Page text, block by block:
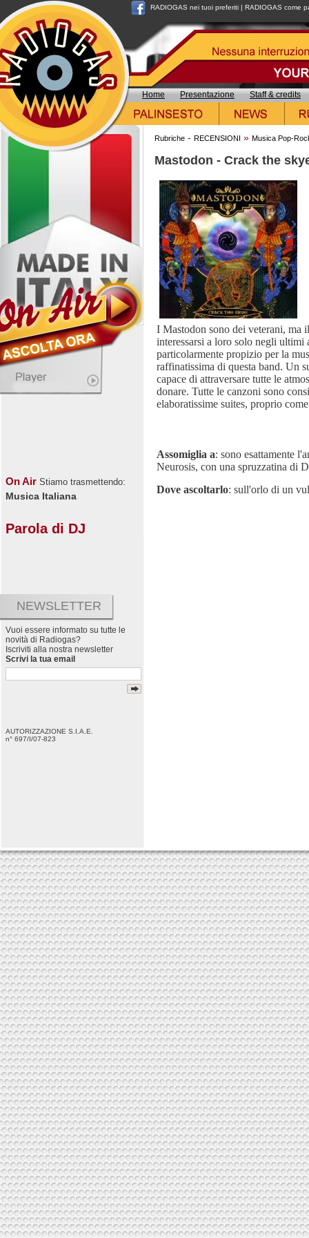
RADIOGAS nei tuoi preferiti | RADIOGAS come
Home Presentazione Staff & credits
On Air Stiamo trasmettendo:
Musica Italiana
Parola di DJ
NEWSLETTER
Vuoi essere informato su tutte le
novità di Radiogas?
Iscriviti alla nostra newsletter
Scrivi la tua email
AUTORIZZAZIONE S.I.A.E.
n° 697/I/07-823
Rubriche - RECENSIONI » Musica Pop-
Mastodon - Crack the
I Mastodon sono dei veterani, ma
interessarsi a loro solo negli
particolarmente propizio per la
raffinatissima di questa band. Un
capace di attraversare tutte le
donare. Tutte le canzoni sono
elaboratissime suites, proprio
Assomiglia a: sono esattamente
Neurosis, con una spruzzatina di
Dove ascoltarlo: sull'orlo di un